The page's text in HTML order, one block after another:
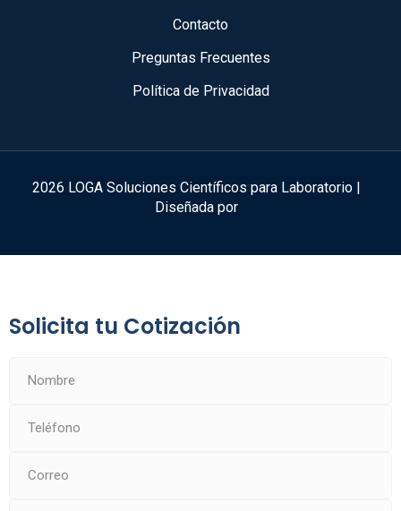
Contacto
Preguntas Frecuentes
Política de Privacidad
2026 LOGA Soluciones Científicos para Laboratorio |
Diseñada por
Solicita tu Cotización